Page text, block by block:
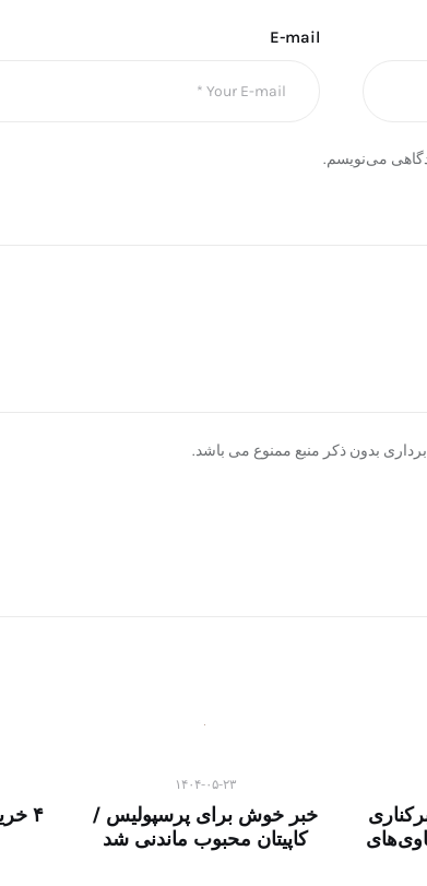
E-mail
می‌نویسم.
بدون ذکر منبع ممنوع می باشد.
۱۴۰۴-۰۵-۲۳
خبر خوش برای پرسپولیس /
کاپیتان محبوب ماندنی شد
۴